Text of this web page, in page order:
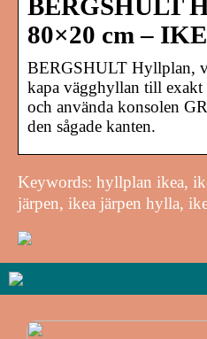
BERGSHULT
80×20 cm –
BERGSHULT Hyllplan,
kapa vägghyllan till
och använda konsolen
den sågade kanten.
Keywords: hyllplan ikea,
järpen, ikea järpen hylla,